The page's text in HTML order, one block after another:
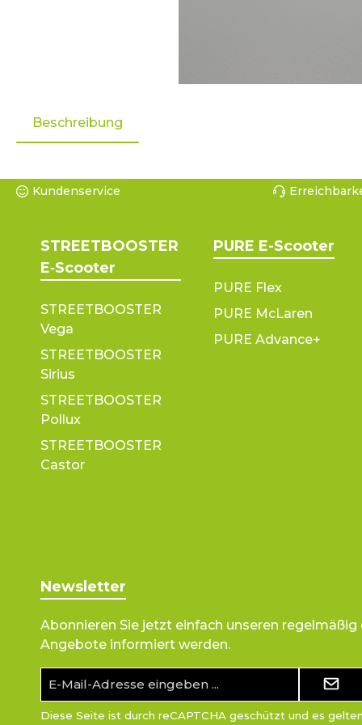
Beschreibung
Kundenservice
STREETBOOSTER
E‑Scooter
STREETBOOSTER
Vega
STREETBOOSTER
Sirius
STREETBOOSTER
Pollux
STREETBOOSTER
Castor
PURE E-Scooter
PURE Flex
PURE McLaren
PURE Advance+
Newsletter
Abonnieren Sie jetzt einfach unseren
Angebote informiert werden.
Mail-
Adresse*
Diese Seite ist durch reCAPTCHA geschützt und es